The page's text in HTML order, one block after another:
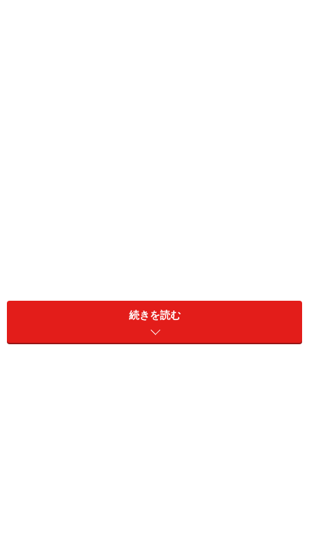
京都国立博物館 平成知新館（京都府）：琳
派誕生400年記念 琳派 京（みやこ）を彩
続きを読む